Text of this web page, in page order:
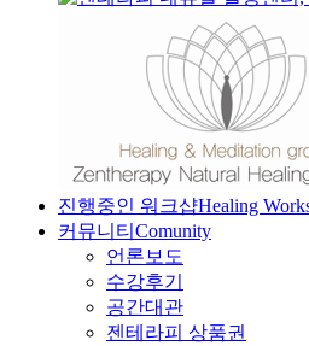
진행중인 워크샵Healing
커뮤니티 Comunity
언론보도
수강후기
공간대관
젠테라피 상품권